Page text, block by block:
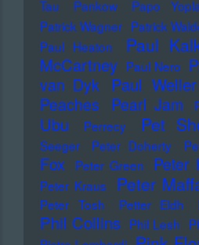
Tau
Pankow Papo
Patrick Wagner Patrick
Paul Heaton Paul
McCartney Paul Nero
van Dyk Paul Weller
Peaches Pearl Jam
Ubu
Perrecy Pet
Seeger
Peter Doherty
Fox
Peter Green Peter
Peter Kraus
Peter
Peter Tosh
Petter Eldh
Phil Collins Phil Lesh